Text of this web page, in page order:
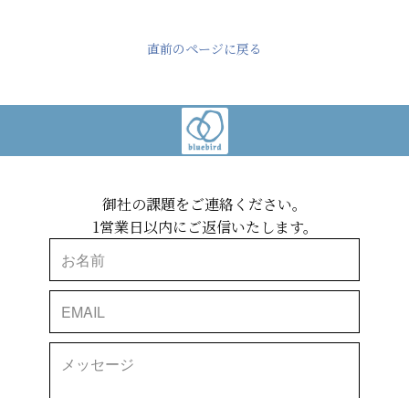
o
te n l
n
直前のページに戻る
御社の課題をご連絡ください。
1営業日以内にご返信いたします。